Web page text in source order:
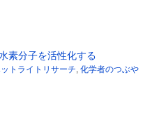
素分子を活性化する
トライトリサーチ, 化学者のつぶや